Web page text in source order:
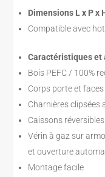
Dimensions L x P x
Compatible avec
Caractéristiques et
Bois PEFC / 100%
Corps porte et
Charnières clipsées
Caissons réversibles
Vérin à gaz sur
et ouverture
Montage facile